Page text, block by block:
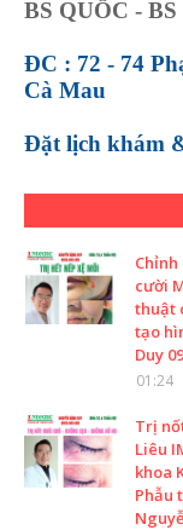
BS QUỐC -
ĐC : 72 - 74
Cà Mau
Đặt lịch khám
cười
thuật
tạo
Duy
01:24
Trị
Liêu
khoa
Phẫu